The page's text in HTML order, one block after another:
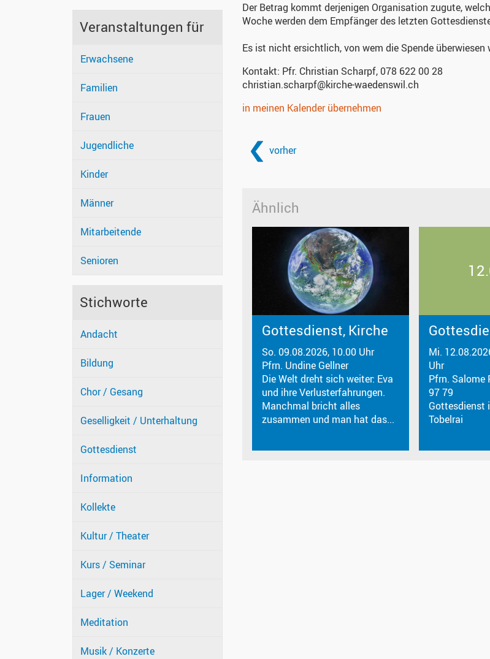
Veranstaltungen für
Erwachsene
Familien
Frauen
Jugendliche
Kinder
Männer
Mitarbeitende
Senioren
Stichworte
Andacht
Bildung
Chor / Gesang
Geselligkeit / Unterhaltung
Gottesdienst
Information
Kollekte
Kultur / Theater
Kurs / Seminar
Lager / Weekend
Meditation
Musik / Konzerte
Der Betrag kommt derjenigen Organisation zugute,
Woche werden dem Empfänger des letzten
Es ist nicht ersichtlich, von wem die Spende überwiesen
Kontakt: Pfr. Christian Scharpf, 078 622 00 28
christian.scharpf@kirche-waedenswil.ch
in meinen Kalender übernehmen
vorher
Ähnlich
Gottesdienst, Kirche
So. 09.08.2026, 10.00 Uhr
Pfrn. Undine Gellner
Die Welt dreht sich weiter: Eva
und ihre Verlusterfahrungen.
Manchmal bricht alles
zusammen und man hat das...
Mi.
Uhr
Pfrn. Salome
97 79
Gottesdienst
Tobelrai